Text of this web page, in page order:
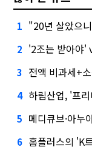
1 "20년 살았으
2 '2조는 받아야'
3 전액 비과세+
4 하림산업, '프
5 메디큐브·아누
6 홈플러스의 'K